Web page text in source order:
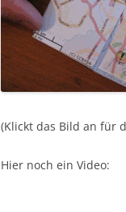
(Klickt das Bild an für
Hier noch ein Video: